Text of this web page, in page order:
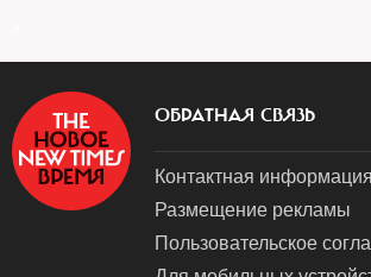
ОБРАТНАЯ СВЯЗЬ
Контактная информация
Размещение рекламы
Пользовательское